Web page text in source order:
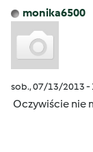
monika6500
sob., 07/13/2013 -
Oczywiście nie